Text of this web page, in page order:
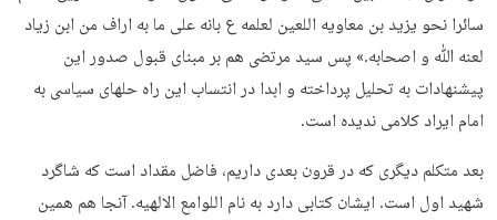
سائرا نحو یزید بن معاویه اللعین لعلمه ع بانه علی ما به اراف من ابن زیاد
لعنه ﷲ و اصحابه.» پس سید مرتضی هم بر مبنای قبول صدور این
پیشنهادات به تحلیل پرداخته و ابدا در انتساب این راه حلهای سیاسی به
امام ایراد کلامی ندیده است.
بعد متکلم دیگری که در قرون بعدی داریم، فاضل مقداد است که شاگرد
شهید اول است. ایشان کتابی دارد به نام اللوامع الالهیه. آنجا هم همین